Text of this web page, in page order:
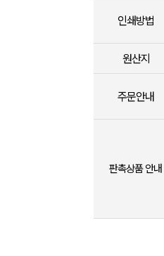
인쇄방법
원산지
주문안내
판촉상품 안내